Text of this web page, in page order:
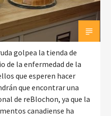
golpea la tienda de
de la enfermedad de la
que esperen hacer
que encontrar una
de reBlochon, ya que la
canadiense ha